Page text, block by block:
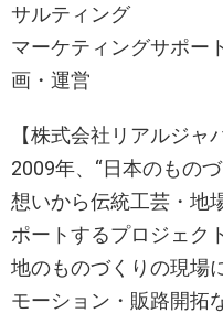
サルティング
マーケティングサポー
画・運営
【株式会社リアルジャ
2009年、“日本のもの
想いから伝統工芸・地
ポートするプロジェク
地のものづくりの現場
モーション・販路開拓